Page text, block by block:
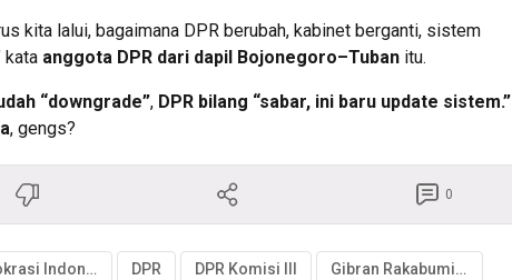
kita lalui, bagaimana DPR berubah, kabinet berganti, sistem
kata anggota DPR dari dapil Bojonegoro–Tuban itu.
“downgrade”, DPR bilang “sabar, ini baru update sistem.”
, gengs?
0
Demokrasi Indonesia DPR DPR Komisi III Gibran Rakabuming Raka